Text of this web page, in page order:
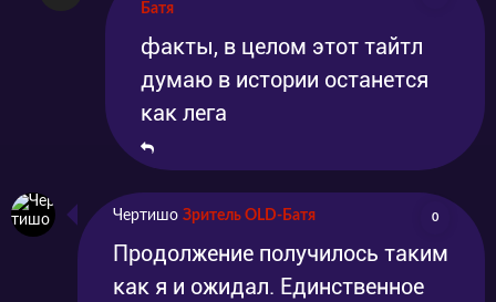
Батя
факты, в целом этот тайтл
думаю в истории останется
как лега
Чертишо Зритель OLD-Батя 0
Продолжение получилось таким
как я и ожидал. Единственное